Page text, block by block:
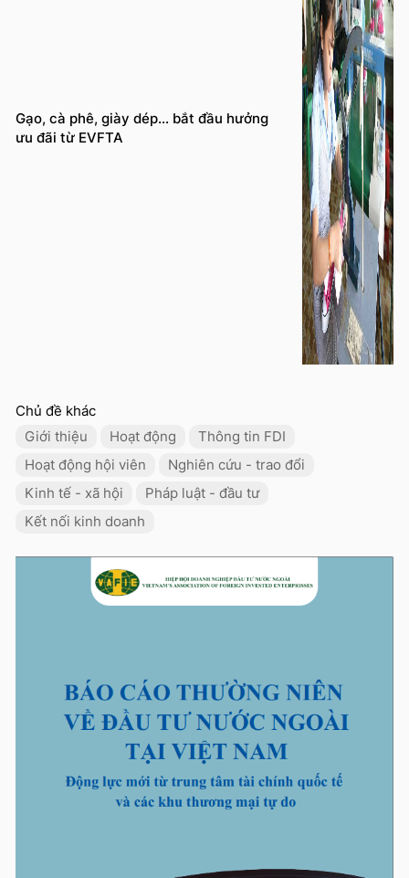
Gạo, cà phê, giày dép… bắt đầu hưởng
ưu đãi từ EVFTA
Chủ đề khác
Giới thiệu
Hoạt động
Thông tin FDI
Hoạt động hội viên
Nghiên cứu - trao đổi
Kinh tế - xã hội
Pháp luật - đầu tư
Kết nối kinh doanh